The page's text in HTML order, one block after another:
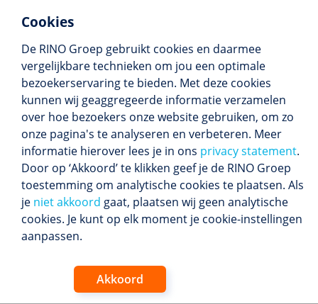
Cookies
De RINO Groep gebruikt cookies en daarmee
vergelijkbare technieken om jou een optimale
bezoekerservaring te bieden. Met deze cookies
kunnen wij geaggregeerde informatie verzamelen
over hoe bezoekers onze website gebruiken, om zo
onze pagina's te analyseren en verbeteren. Meer
informatie hierover lees je in ons privacy statement.
Door op ‘Akkoord’ te klikken geef je de RINO Groep
toestemming om analytische cookies te plaatsen. Als
je niet akkoord gaat, plaatsen wij geen analytische
cookies. Je kunt op elk moment je cookie-instellingen
aanpassen.
Akkoord
het UMC Utrecht en Hoogleraar
Innovatie in de ggz, is vernieuwing
een dagtaak. Innovatie in de zorg
gaat misschien langzamer dan veel
mensen hopen, maar volgens
Scheepers is dat niet per se slecht.
In deze podcast spreekt zij over de
misvattingen én mogelijkheden van
vernieuwing in de zorg.Lees meer
Luister deze podcast viaSoundcloud,iTunes,Google
PodcastsofSpotify